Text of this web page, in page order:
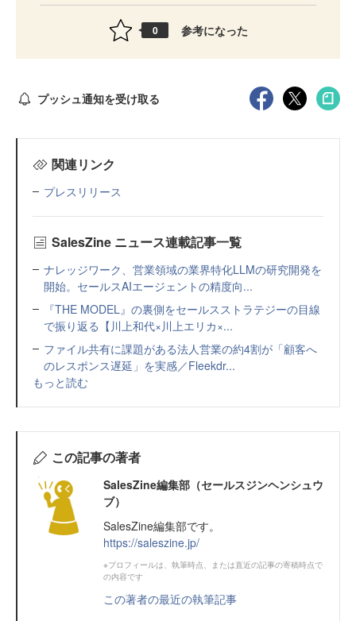
0 参考になった
プッシュ通知を受け取る
関連リンク
プレスリリース
SalesZine ニュース連載記事一覧
ナレッジワーク、営業領域の業界特化LLMの研究開発を
開始。セールスAIエージェントの精度向...
『THE MODEL』の裏側をセールスストラテジーの目線
で振り返る【川上和代×川上エリカ×...
ファイル共有に課題がある法人営業の約4割が「顧客へ
のレスポンス遅延」を実感／Fleekdr...
もっと読む
この記事の著者
SalesZine編集部（セールスジンヘンシュウ
ブ）
SalesZine編集部です。
https://saleszine.jp/
※プロフィールは、執筆時点、または直近の記事の寄稿時点で
の内容です
この著者の最近の執筆記事